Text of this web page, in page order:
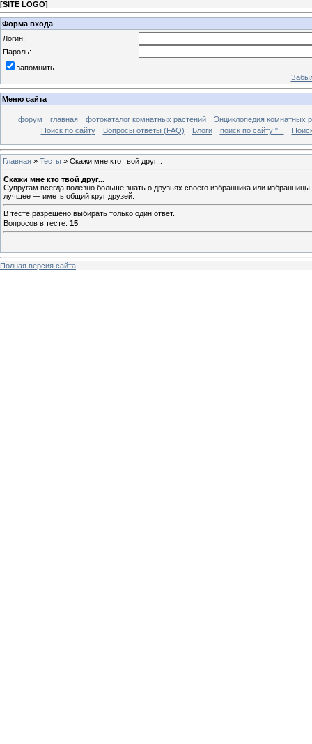
[SITE LOGO]
Форма входа
Логин:
Пароль:
запомнить
Меню сайта
форум главная фотокаталог комнатных растений
Энциклопедия комнатных
Поиск по сайту
Вопросы ответы (FAQ) Блоги поиск по сайту "...
Главная » Тесты » Скажи мне кто твой друг...
Скажи мне кто твой друг...
Супругам всегда полезно больше знать о друзьях своего избранника или
лучшее — иметь общий круг друзей.
В тесте разрешено выбирать только один ответ.
Вопросов в тесте: 15
Полная версия сайта